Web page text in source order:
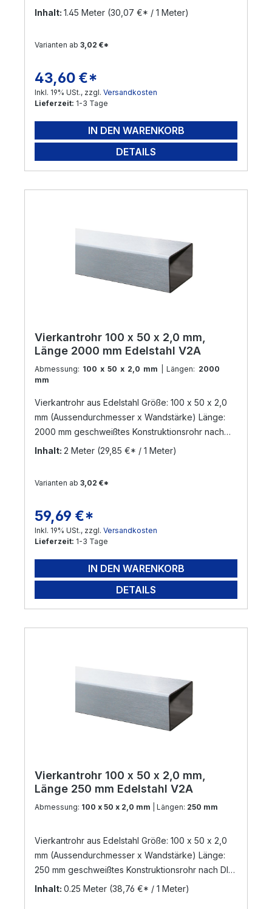
DIN 17455 / EN ISO 1127 Material: Edelstahl V2A,
Versand per Nachnahme nicht möglich!
bearbeiten wir Ihre Anfrage !
Inhalt: 1.45 Meter (30,07 €* / 1 Meter)
Varianten ab 3,02 €*
Regulärer Preis:
43,60 €*
Inkl. 19% USt., zzgl. Versandkosten
Lieferzeit: 1-3 Tage
IN DEN WARENKORB
DETAILS
Vierkantrohr 100 x 50 x 2,0 mm,
Länge 2000 mm Edelstahl V2A
Abmessung: 100 x 50 x 2,0 mm | Längen: 2000
mm
Vierkantrohr aus Edelstahl Größe: 100 x 50 x 2,0
mm (Aussendurchmesser x Wandstärke) Länge:
2000 mm geschweißtes Konstruktionsrohr nach
DIN 17455 / EN ISO 1127 Material: Edelstahl V2A,
Versand per Nachnahme nicht möglich!
bearbeiten wir Ihre Anfrage !
Inhalt: 2 Meter (29,85 €* / 1 Meter)
Varianten ab 3,02 €*
Regulärer Preis:
59,69 €*
Inkl. 19% USt., zzgl. Versandkosten
Lieferzeit: 1-3 Tage
IN DEN WARENKORB
DETAILS
Vierkantrohr 100 x 50 x 2,0 mm,
Länge 250 mm Edelstahl V2A
Abmessung: 100 x 50 x 2,0 mm | Längen: 250 mm
Vierkantrohr aus Edelstahl Größe: 100 x 50 x 2,0
mm (Aussendurchmesser x Wandstärke) Länge:
250 mm geschweißtes Konstruktionsrohr nach DIN
17455 / EN ISO 1127 Material: Edelstahl V2A,
Inhalt: 0.25 Meter (38,76 €* / 1 Meter)